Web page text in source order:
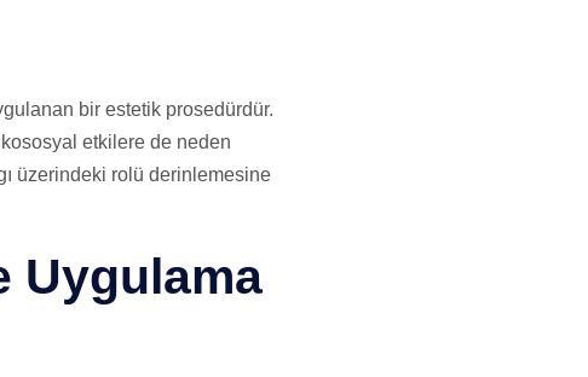
bir estetik prosedürdür.
etkilere de neden
üzerindeki rolü derinlemesine
Uygulama